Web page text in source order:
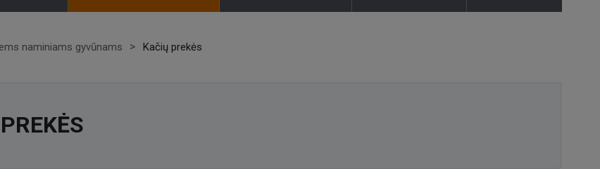
naminiams gyvūnams Kačių prekės